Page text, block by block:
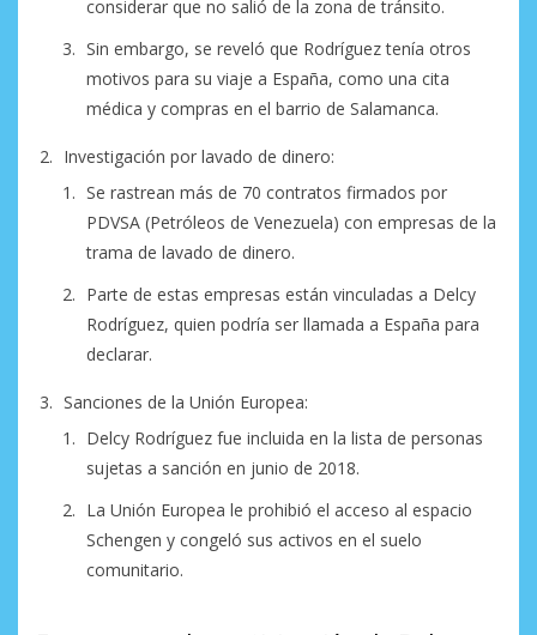
considerar que no salió de la zona de tránsito.
Sin embargo, se reveló que Rodríguez tenía otros
motivos para su viaje a España, como una cita
médica y compras en el barrio de Salamanca.
Investigación por lavado de dinero:
Se rastrean más de 70 contratos firmados por
PDVSA (Petróleos de Venezuela) con empresas de la
trama de lavado de dinero.
Parte de estas empresas están vinculadas a Delcy
Rodríguez, quien podría ser llamada a España para
declarar.
Sanciones de la Unión Europea:
Delcy Rodríguez fue incluida en la lista de personas
sujetas a sanción en junio de 2018.
La Unión Europea le prohibió el acceso al espacio
Schengen y congeló sus activos en el suelo
comunitario.